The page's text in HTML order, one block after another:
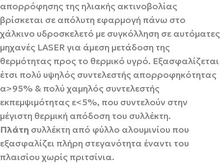
απορρόφησης της ηλιακής ακτινοβολίας
βρίσκεται σε απόλυτη εφαρμογή πάνω στο
χάλκινο υδροσκελετό με συγκόλληση σε αυτόματες
μηχανές LASER για άμεση μετάδοση της
θερμότητας προς το θερμικό υγρό. Εξασφαλίζεται
έτσι πολύ υψηλός συντελεστής απορροφηκότητας
α>95% & πολύ χαμηλός συντελεστής
εκπεμψιμότητας ε<5%, που συντελούν στην
μέγιστη θερμική απόδοση του συλλέκτη.
Πλάτη συλλέκτη από φύλλο αλουμινίου που
εξασφαλίζει πλήρη στεγανότητα έναντι του
πλαισίου χωρίς πριτσίνια.